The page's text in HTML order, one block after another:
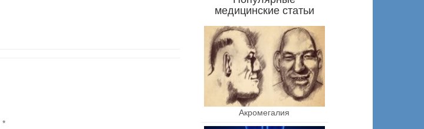
*
медицинские статьи
Акромегалия